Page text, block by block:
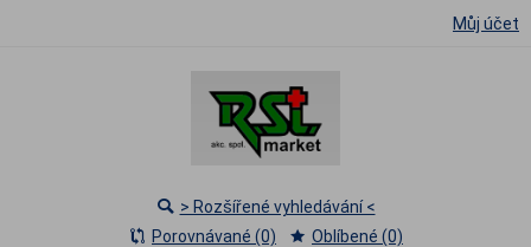
Můj účet
> Rozšířené vyhledávání <
Porovnávané (0)
Oblíbené (0)